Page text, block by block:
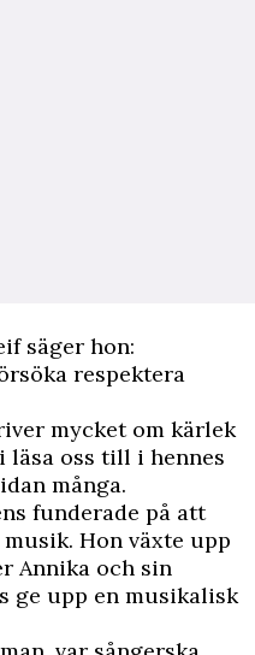
säger hon:
respektera
mycket om kärlek
läsa oss till i hennes
många.
funderade på att
Hon växte upp
Annika och sin
ge upp en musikalisk